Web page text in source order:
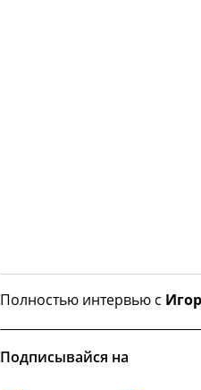
Полностью интервью с
Подписывайся на